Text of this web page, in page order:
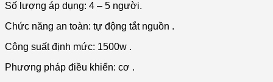
Số lượng áp dụng: 4 – 5 người.
Chức năng an toàn: tự động tắt nguồn .
Công suất định mức: 1500w .
Phương pháp điều khiển: cơ .